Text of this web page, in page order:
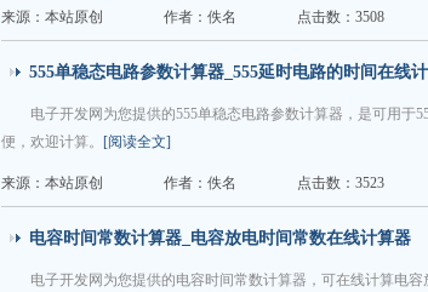
来源：本站原创 作者：佚名 点击数：3508
555单稳态电路参数计算器_555延时电路的时间在线
电子开发网为您提供的555单稳态电路参数计算器，是可用于
便，欢迎计算。 [阅读全文]
来源：本站原创 作者：佚名 点击数：3523
电容时间常数计算器_电容放电时间常数在线计算器
电子开发网为您提供的电容时间常数计算器，可在线计算电